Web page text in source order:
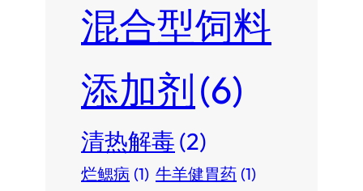
混合型饲料
添加剂(6)
清热解毒(2)
烂鳃病 (1) 牛羊健胃药 (1)